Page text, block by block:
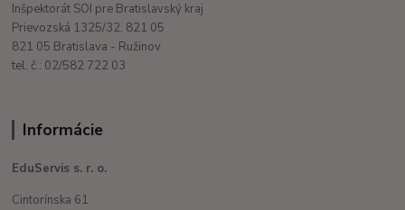
Inšpektorát SOI pre Bratislavský kraj
Prievozská 1325/32, 821 05
821 05 Bratislava - Ružinov
tel. č.: 02/582 722 03
Informácie
EduServis s. r. o.
Cintorínska 61